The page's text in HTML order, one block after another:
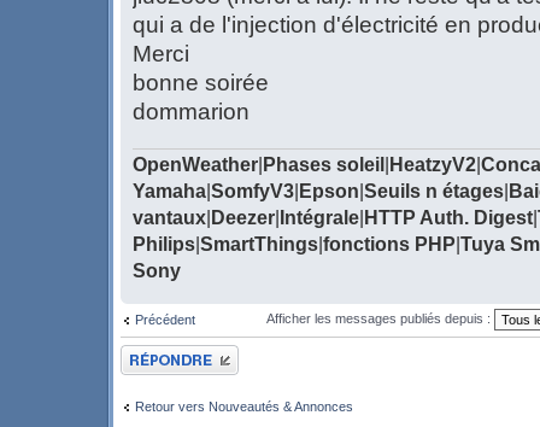
qui a de l'injection d'électricité en
Merci
bonne soirée
dommarion
OpenWeather Phases soleil HeatzyV2
Yamaha SomfyV3 Epson Seuils n étages
vantaux Deezer Intégrale HTTP Auth. Digest
Philips SmartThings fonctions PHP Tuya
Sony
Précédent Afficher les messages publiés depuis :
Publier une réponse
Retour vers Nouveautés & Annonces